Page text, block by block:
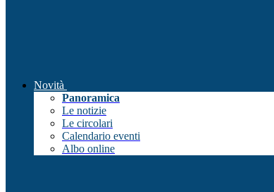
Novità
Panoramica
Le notizie
Le circolari
Calendario eventi
Albo online